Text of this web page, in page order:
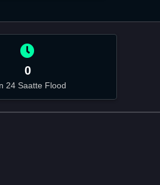
0
24 Saatte Flood